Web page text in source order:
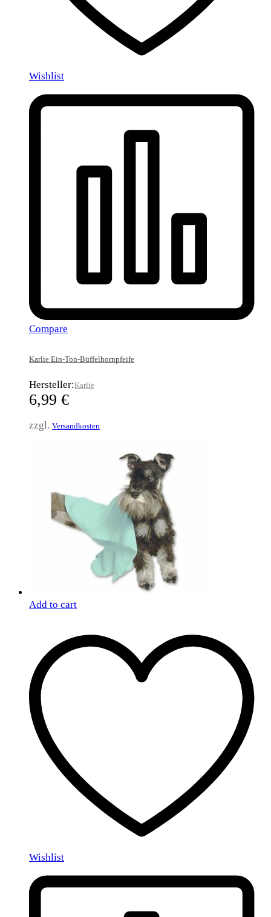
Wishlist
Compare
Karlie Ein-Ton-Büffelhornpfeife
Hersteller:Karlie
6,99 €
zzgl. Versandkosten
Add to cart
Wishlist